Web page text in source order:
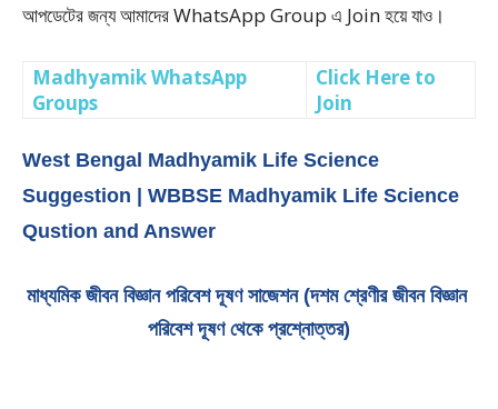
আপডেটের জন্য আমাদের WhatsApp Group এ Join হয়ে যাও।
Madhyamik WhatsApp
Groups
Click Here to
Join
West Bengal Madhyamik Life Science
Suggestion | WBBSE Madhyamik Life Science
Qustion and Answer
মাধ্যমিক জীবন বিজ্ঞান পরিবেশ দূষণ সাজেশন (দশম শ্রেণীর জীবন বিজ্ঞান
পরিবেশ দূষণ থেকে প্রশ্নোত্তর)